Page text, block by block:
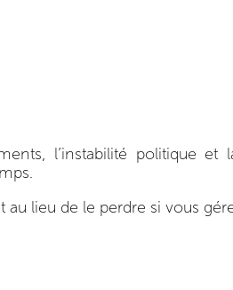
l’instabilité politique et
lieu de le perdre si vous